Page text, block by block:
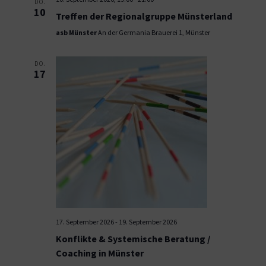
DO.
10 Treffen der Regionalgruppe Münsterland
asb MünsterAn der Germania Brauerei 1, Münster
DO.
17
17. September 2026- 19. September 2026
Konflikte & Systemische Beratung /
Coaching in Münster